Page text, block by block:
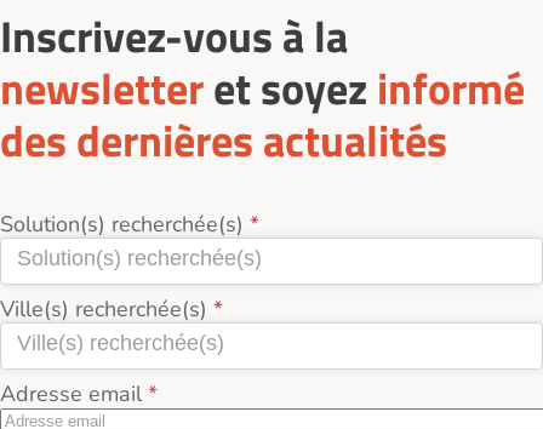
Inscrivez-vous à la
newsletteret soyez informé
des dernières actualités
Solution(s) recherchée(s)
Ville(s) recherchée(s)
Adresse email